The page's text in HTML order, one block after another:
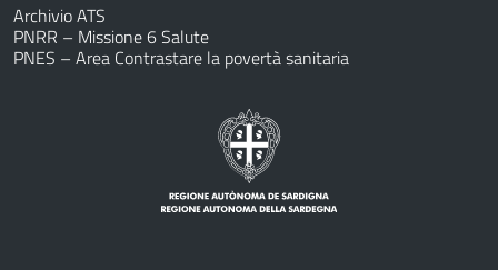
Archivio ATS
PNRR – Missione 6 Salute
PNES – Area Contrastare la povertà sanitaria